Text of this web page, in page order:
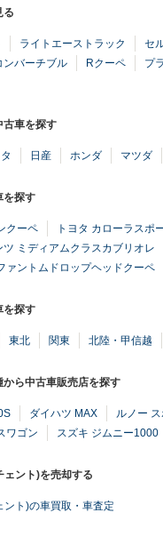
る
ライトエーストラック セ
ンバーチブル
Rクーペ プ
車を探す
日産 ホンダ マツダ
探す
クーペ トヨタ カローラスポ
ツ ミディアムクラスカブリオレ
ァントムドロップヘッドクーペ
探す
東北 関東 北陸・甲信越
ら中古車販売店を探す
ダイハツ MAX ルノー
ワゴン
スズキ ジムニー1000
ント)を売却する
ト)の車買取・車査定